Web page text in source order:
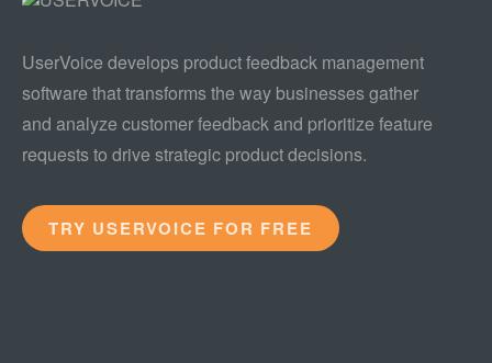
UserVoice develops product feedback management
software that transforms the way businesses gather
and analyze customer feedback and prioritize feature
requests to drive strategic product decisions.
TRY USERVOICE FOR FREE